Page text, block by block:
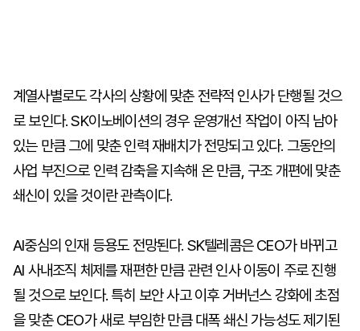
계열사별로도 각사의 상황에 맞춘 전략적 인사가 단행될 것으
로 보인다. SK이노베이션의 경우 운영개선 작업이 아직 남아
있는 만큼 그에 맞춘 인력 재배치가 전망되고 있다. 그동안의
사업 부진으로 인력 감축을 지속해 온 만큼, 구조 개편에 맞춘
쇄신이 있을 것이란 관측이다.
AI중심의 인재 등용도 전망된다. SK텔레콤은 CEO가 바뀌고
AI 사내조직 체제를 재편한 만큼 관련 인사 이동이 주로 진행
될 것으로 보인다. 특히 보안 사고 이후 거버넌스 강화에 초점
을 맞춘 CEO가 새로 부임한 만큼 대폭 쇄신 가능성도 제기된